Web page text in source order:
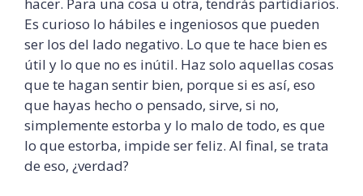
hacer. Para una cosa u otra, tendrás partidiarios.
Es curioso lo hábiles e ingeniosos que pueden
ser los del lado negativo. Lo que te hace bien es
útil y lo que no es inútil. Haz solo aquellas cosas
que te hagan sentir bien, porque si es así, eso
que hayas hecho o pensado, sirve, si no,
simplemente estorba y lo malo de todo, es que
lo que estorba, impide ser feliz. Al final, se trata
de eso, ¿verdad?